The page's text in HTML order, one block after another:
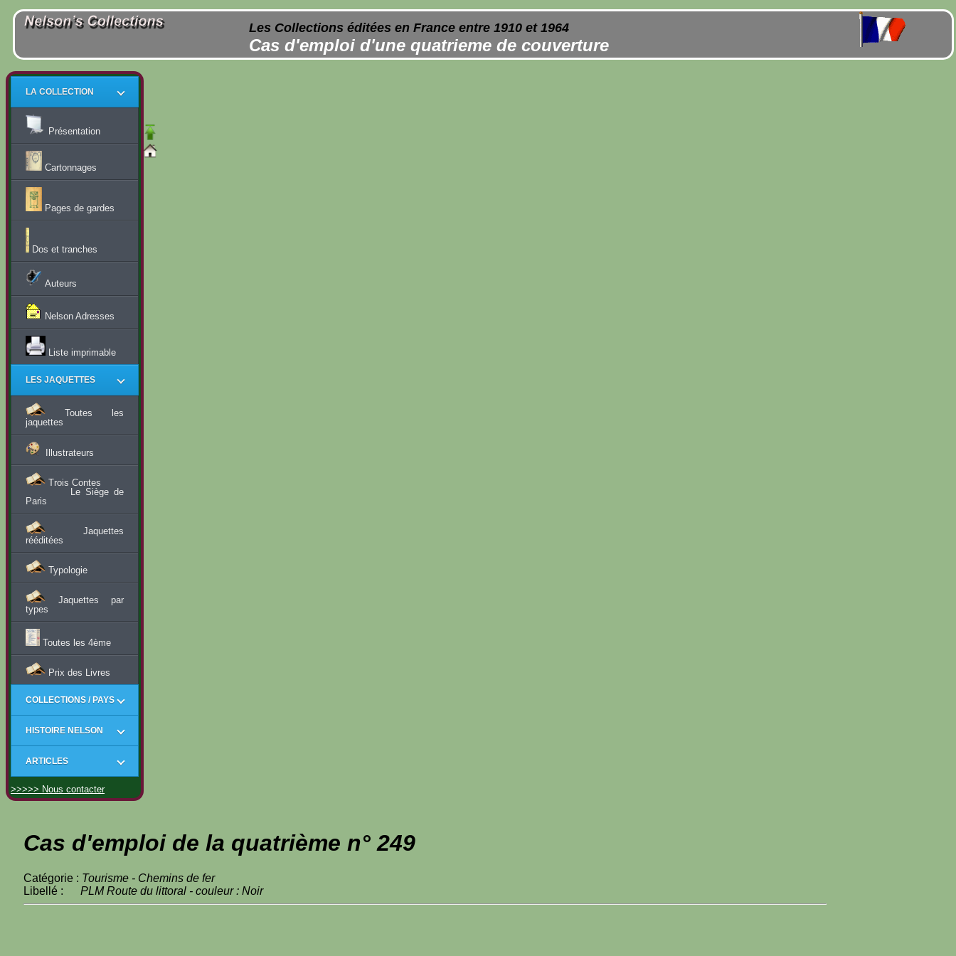
Les Collections éditées en France entre 1910 et 1964
Cas d'emploi d'une quatrieme de couverture
LA COLLECTION
Présentation
Cartonnages
Pages de gardes
Dos et tranches
Auteurs
Nelson Adresses
Liste imprimable
LES JAQUETTES
Toutes les
jaquettes
Illustrateurs
Trois Contes
Le Siège de
Paris
Jaquettes
rééditées
Typologie
Jaquettes par
types
Toutes les 4ème
Prix des Livres
COLLECTIONS / PAYS
HISTOIRE NELSON
ARTICLES
>>>>> Nous contacter
Cas d'emploi de la quatrième n° 249
Catégorie : Tourisme - Chemins de fer
Libellé : PLM Route du littoral - couleur : Noir